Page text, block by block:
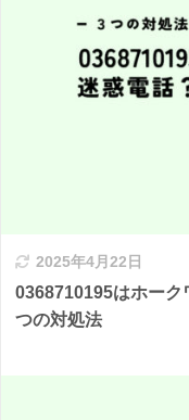
2025年4月22日
0368710195はホーク
つの対処法